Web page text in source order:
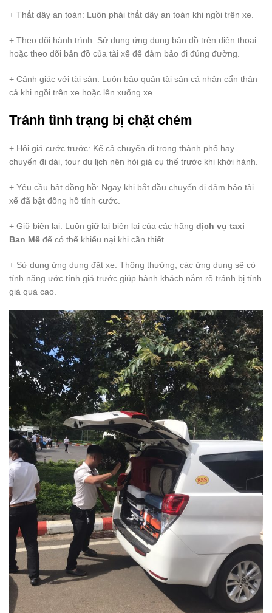
+ Thắt dây an toàn: Luôn phải thắt dây an toàn khi ngồi trên xe.
+ Theo dõi hành trình: Sử dụng ứng dụng bản đồ trên điện thoại
hoặc theo dõi bản đồ của tài xế để đảm bảo đi đúng đường.
+ Cảnh giác với tài sản: Luôn bảo quản tài sản cá nhân cẩn thận
cả khi ngồi trên xe hoặc lên xuống xe.
Tránh tình trạng bị chặt chém
+ Hỏi giá cước trước: Kể cả chuyến đi trong thành phố hay
chuyến đi dài, tour du lịch nên hỏi giá cụ thể trước khi khởi hành.
+ Yêu cầu bật đồng hồ: Ngay khi bắt đầu chuyến đi đảm bảo tài
xế đã bật đồng hồ tính cước.
+ Giữ biên lai: Luôn giữ lại biên lai của các hãng dịch vụ taxi
Ban Mê để có thể khiếu nại khi cần thiết.
+ Sử dụng ứng dụng đặt xe: Thông thường, các ứng dụng sẽ có
tính năng ước tính giá trước giúp hành khách nắm rõ tránh bị tính
giá quá cao.